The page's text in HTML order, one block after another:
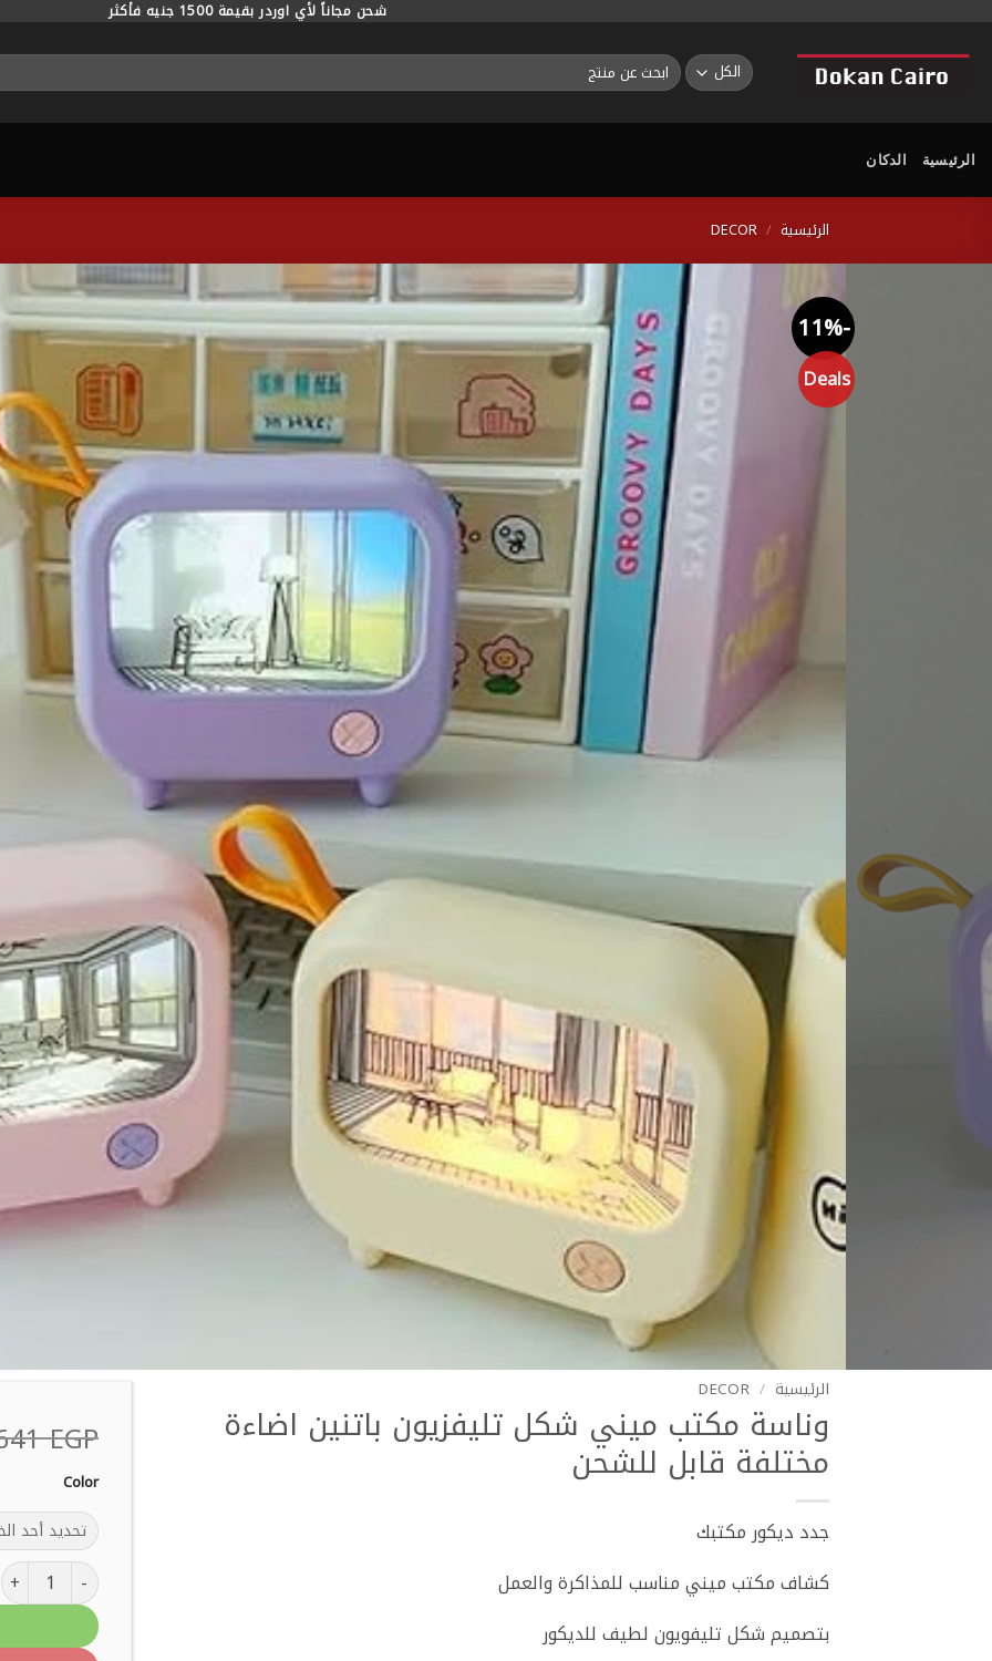
شحن مجاناً لأي اوردر بقيمة 1500 جنيه فأكثر
البحث
عن:
الرئيسية الدكان
الرئيسية /
DECOR
-11%
Deals
الرئيسية /
DECOR
وناسة مكتب ميني شكل تليفزيون باتنين اضاءة
مختلفة قابل للشحن
جدد ديكور مكتبك
كشاف مكتب ميني مناسب للمذاكرة والعمل
بتصميم شكل تليفويون لطيف للديكور
EGP
Color
كمية وناسة